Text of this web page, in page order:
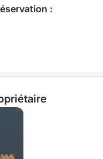
nous avons dû
règles étaient
pouvait pas
: